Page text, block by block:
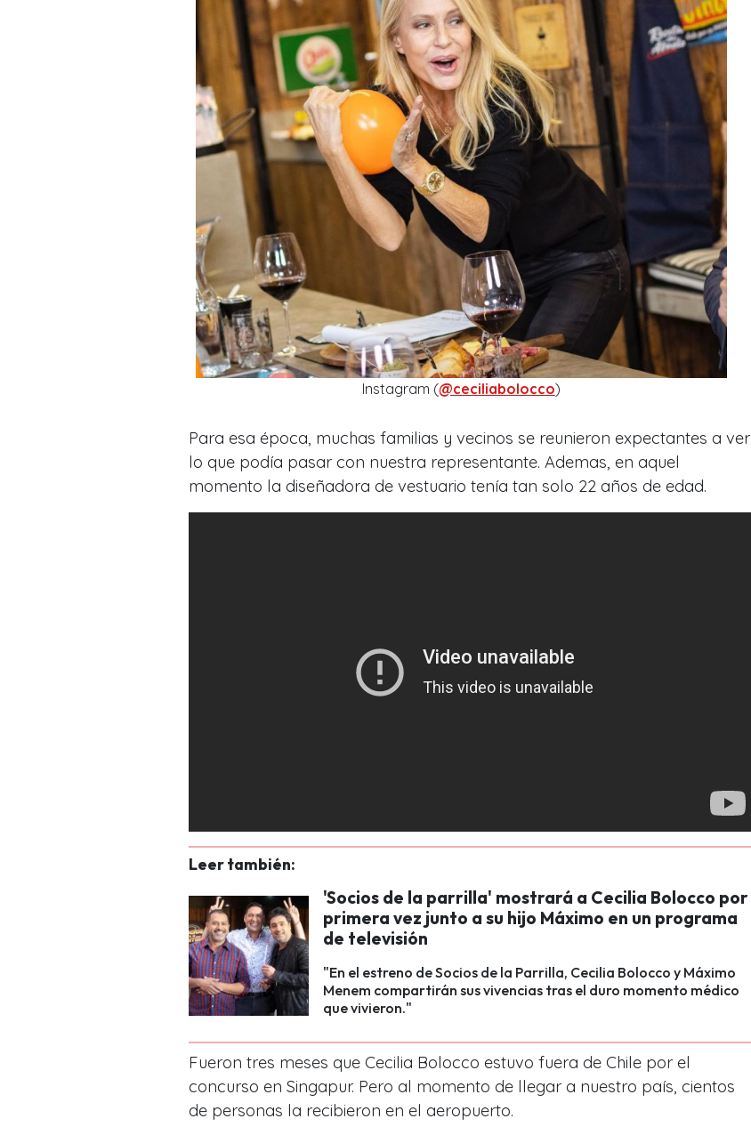
Instagram (@ceciliabolocco)
Para esa época, muchas familias y vecinos se reunieron expectantes a ver
lo que podía pasar con nuestra representante. Ademas, en aquel
momento la diseñadora de vestuario tenía tan solo 22 años de edad.
Leer también:
'Socios de la parrilla' mostrará a Cecilia Bolocco por
primera vez junto a su hijo Máximo en un programa
de televisión
"En el estreno de Socios de la Parrilla, Cecilia Bolocco y Máximo
Menem compartirán sus vivencias tras el duro momento médico
que vivieron."
Fueron tres meses que Cecilia Bolocco estuvo fuera de Chile por el
concurso en Singapur. Pero al momento de llegar a nuestro país, cientos
de personas la recibieron en el aeropuerto.